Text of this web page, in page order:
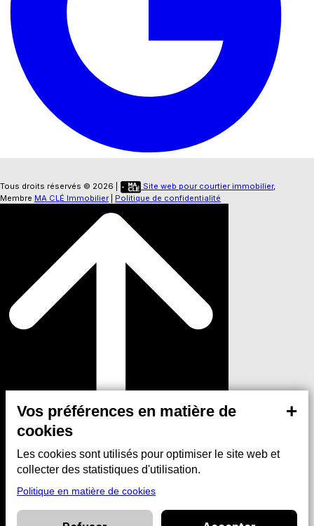
Tous droits réservés © 2026 | Site web pour courtier immobilier,
Membre MA CLÉ Immobilier Politique de confidentialité
+
Vos préférences en matière de
cookies
Les cookies sont utilisés pour optimiser le site web et
collecter des statistiques d'utilisation.
Politique en matière de cookies